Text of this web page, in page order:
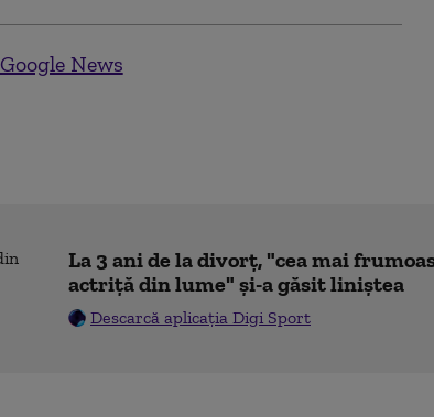
Google News
La 3 ani de la divorț, "cea mai
actriță din lume" și-a găsit liniștea
Descarcă aplicația Digi Sport